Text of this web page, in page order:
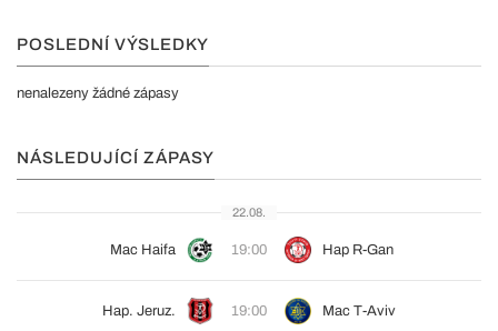
POSLEDNÍ VÝSLEDKY
nenalezeny žádné zápasy
NÁSLEDUJÍCÍ ZÁPASY
22.08.
Mac Haifa 19:00 Hap R-Gan
Hap. Jeruz. 19:00 Mac T-Aviv